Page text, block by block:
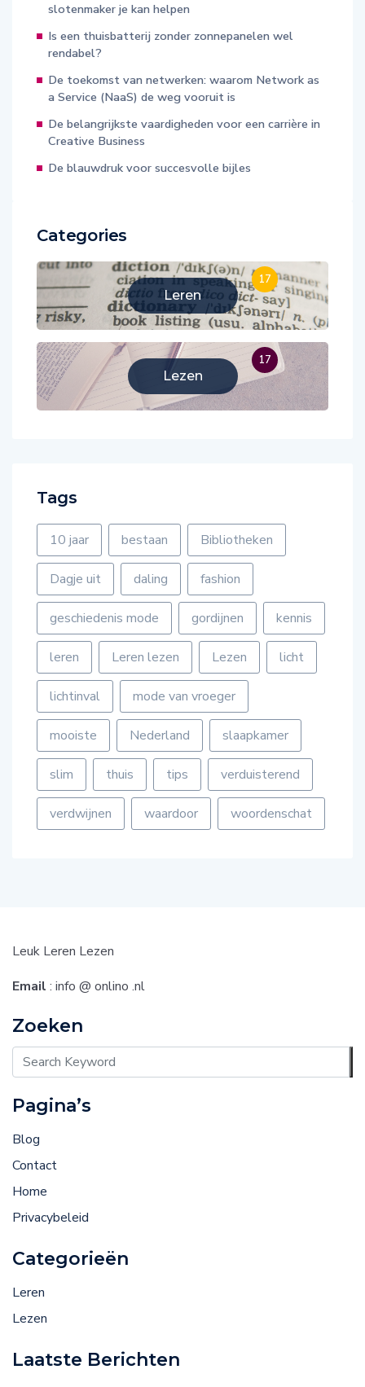
slotenmaker je kan helpen
Is een thuisbatterij zonder zonnepanelen wel
rendabel?
De toekomst van netwerken: waarom Network as
a Service (NaaS) de weg vooruit is
De belangrijkste vaardigheden voor een carrière in
Creative Business
De blauwdruk voor succesvolle bijles
Categories
Leren
17
Lezen
17
Tags
10 jaar bestaan Bibliotheken
Dagje uit daling fashion
geschiedenis mode gordijnen kennis
leren Leren lezen Lezen licht
lichtinval mode van vroeger
mooiste Nederland slaapkamer
slim thuis tips verduisterend
verdwijnen waardoor woordenschat
Leuk Leren Lezen
Email : info @ onlino .nl
Zoeken
Pagina’s
Blog
Contact
Home
Privacybeleid
Categorieën
Leren
Lezen
Laatste Berichten